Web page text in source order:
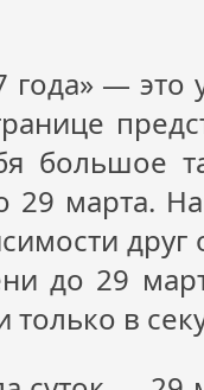
года» — это
большое
29 марта.
друг
до 29
только в